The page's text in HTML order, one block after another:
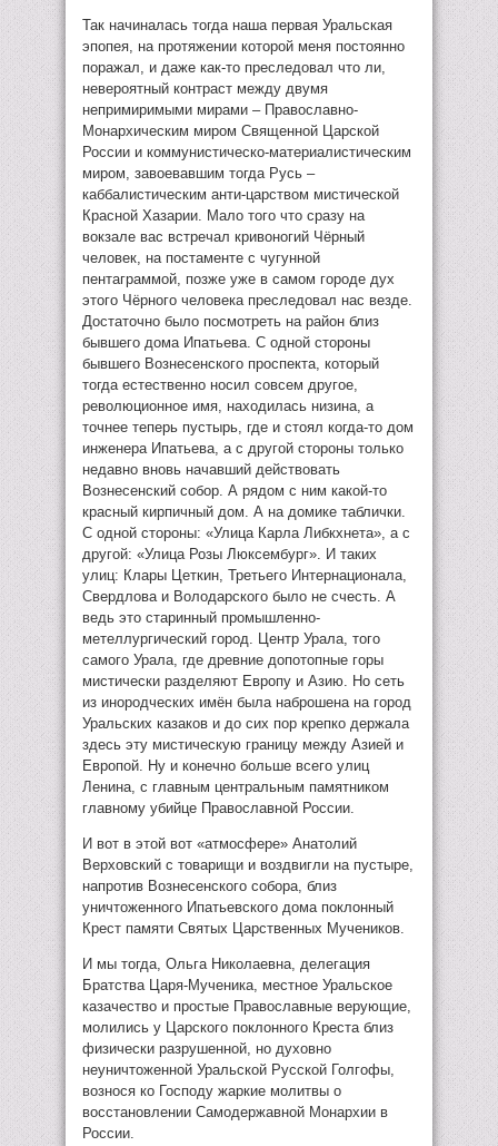
Так начиналась тогда наша первая Уральская
эпопея, на протяжении которой меня постоянно
поражал, и даже как-то преследовал что ли,
невероятный контраст между двумя
непримиримыми мирами – Православно-
Монархическим миром Священной Царской
России и коммунистическо-материалистическим
миром, завоевавшим тогда Русь –
каббалистическим анти-царством мистической
Красной Хазарии. Мало того что сразу на
вокзале вас встречал кривоногий Чёрный
человек, на постаменте с чугунной
пентаграммой, позже уже в самом городе дух
этого Чёрного человека преследовал нас везде.
Достаточно было посмотреть на район близ
бывшего дома Ипатьева. С одной стороны
бывшего Вознесенского проспекта, который
тогда естественно носил совсем другое,
революционное имя, находилась низина, а
точнее теперь пустырь, где и стоял когда-то дом
инженера Ипатьева, а с другой стороны только
недавно вновь начавший действовать
Вознесенский собор. А рядом с ним какой-то
красный кирпичный дом. А на домике таблички.
С одной стороны: «Улица Карла Либкхнета», а с
другой: «Улица Розы Люксембург». И таких
улиц: Клары Цеткин, Третьего Интернационала,
Свердлова и Володарского было не счесть. А
ведь это старинный промышленно-
метеллургический город. Центр Урала, того
самого Урала, где древние допотопные горы
мистически разделяют Европу и Азию. Но сеть
из инородческих имён была наброшена на город
Уральских казаков и до сих пор крепко держала
здесь эту мистическую границу между Азией и
Европой. Ну и конечно больше всего улиц
Ленина, с главным центральным памятником
главному убийце Православной России.
И вот в этой вот «атмосфере» Анатолий
Верховский с товарищи и воздвигли на пустыре,
напротив Вознесенского собора, близ
уничтоженного Ипатьевского дома поклонный
Крест памяти Святых Царственных Мучеников.
И мы тогда, Ольга Николаевна, делегация
Братства Царя-Мученика, местное Уральское
казачество и простые Православные верующие,
молились у Царского поклонного Креста близ
физически разрушенной, но духовно
неуничтоженной Уральской Русской Голгофы,
вознося ко Господу жаркие молитвы о
восстановлении Самодержавной Монархии в
России.